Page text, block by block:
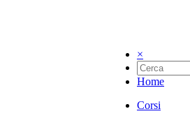
×
Home
Corsi